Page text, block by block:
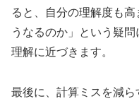
ると、自分の理解度も
うなるのか」という疑
理解に近づきます。
最後に、計算ミスを減ら